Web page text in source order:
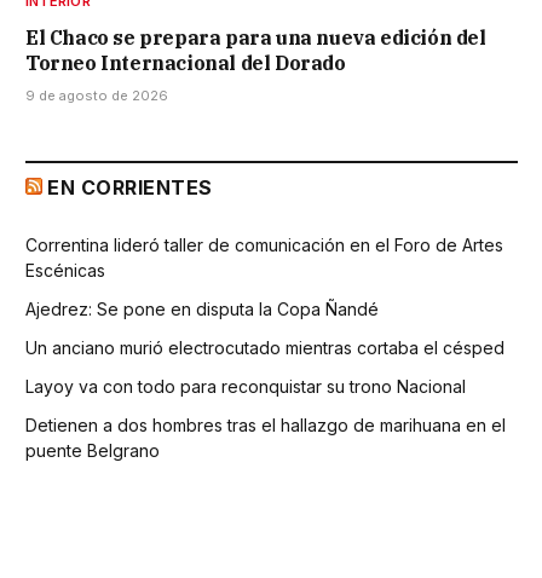
El Chaco se prepara para una nueva edición del
Torneo Internacional del Dorado
9 de agosto de 2026
EN CORRIENTES
Correntina lideró taller de comunicación en el Foro de Artes
Escénicas
Ajedrez: Se pone en disputa la Copa Ñandé
Un anciano murió electrocutado mientras cortaba el césped
Layoy va con todo para reconquistar su trono Nacional
Detienen a dos hombres tras el hallazgo de marihuana en el
puente Belgrano